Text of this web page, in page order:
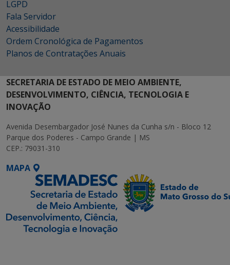
LGPD
Fala Servidor
Acessibilidade
Ordem Cronológica de Pagamentos
Planos de Contratações Anuais
SECRETARIA DE ESTADO DE MEIO AMBIENTE,
DESENVOLVIMENTO, CIÊNCIA, TECNOLOGIA E
INOVAÇÃO
Avenida Desembargador José Nunes da Cunha s/n - Bloco 12
Parque dos Poderes - Campo Grande | MS
CEP.: 79031-310
MAPA